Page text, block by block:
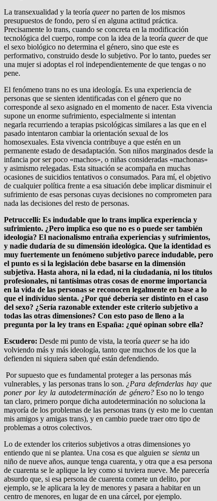
La transexualidad y la teoría queerno parten de los mismos
presupuestos de fondo, pero sí en alguna actitud práctica.
Precisamente lo trans, cuando se concreta en la modificación
tecnológica del cuerpo, rompe con la idea de la teoría queerde que
el sexo biológico no determina el género, sino que este es
performativo, construido desde lo subjetivo. Por lo tanto, puedes ser
una mujer si adoptas el rol independientemente de que tengas o no
pene.
El fenómeno trans no es una ideología. Es una experiencia de
personas que se sienten identificadas con el género que no
corresponde al sexo asignado en el momento de nacer. Esta vivencia
supone un enorme sufrimiento, especialmente si intentan
negarla recurriendo a terapias psicológicas similares a las que en el
pasado intentaron cambiar la orientación sexual de los
homosexuales. Esta vivencia contribuye a que estén en un
permanente estado de desadaptación. Son niños marginados desde la
infancia por ser poco «machos», o niñas consideradas «machonas»
y asimismo relegadas. Esta situación se acompaña en muchas
ocasiones de suicidios tentativos o consumados. Para mí, el objetivo
de cualquier política frente a esa situación debe implicar disminuir el
sufrimiento de esas personas cuyas decisiones no comprometen para
nada las decisiones del resto de personas.
Petruccelli: Es indudable que lo trans implica experiencia y
sufrimiento. ¿Pero implica eso que no es o puede ser también
ideología? El nacionalismo entraña experiencias y sufrimientos,
y nadie dudaría de su dimensión ideológica. Que la identidad es
muy fuertemente un fenómeno subjetivo parece indudable, pero
el punto es si la legislación debe basarse en la dimensión
subjetiva. Hasta ahora, ni la edad, ni la ciudadanía, ni los títulos
profesionales, ni tantísimas otras cosas de enorme importancia
en la vida de las personas se reconocen legalmente en base a lo
que el individuo sienta. ¿Por qué debería ser distinto en el caso
del sexo? ¿Sería razonable extender este criterio subjetivo a
todas las otras dimensiones? Con esto paso de lleno a la
pregunta por la ley trans en España: ¿qué opinan sobre ella?
Escudero: Desde mi punto de vista, la teoría queerse ha ido
volviendo más y más ideología, tanto que muchos de los que la
defienden ni siquiera saben qué están defendiendo.
Por supuesto que es fundamental proteger a las personas más
vulnerables, y las personas trans lo son. ¿Para defenderlas hay que
poner por ley la autodeterminación de género? Eso no lo tengo
tan claro, primero porque dicha autodeterminación no soluciona la
mayoría de los problemas de las personas trans (y esto me lo cuentan
mis amigos y amigas trans), y en cambio puede traer otro tipo de
problemas a otros colectivos.
Lo de extender los criterios subjetivos a otras dimensiones yo
entiendo que ni se plantea. Una cosa es que alguien se sienta un
niño de nueve años, aunque tenga cuarenta, y otra que a esa persona
de cuarenta se le aplique la ley como si tuviera nueve. Me parecería
absurdo que, si esa persona de cuarenta comete un delito, por
ejemplo, se le aplicara la ley de menores y pasara a habitar en un
centro de menores, en lugar de en una cárcel, por ejemplo.